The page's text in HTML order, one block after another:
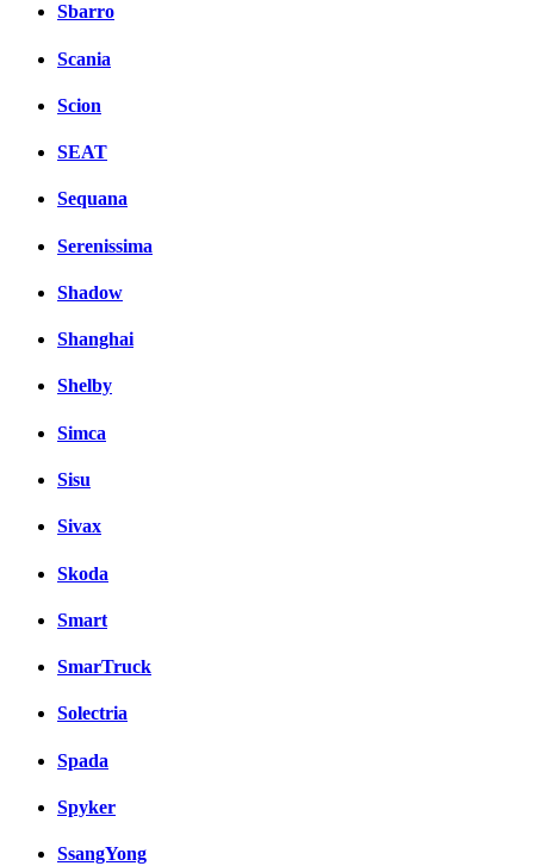
Sbarro
Scania
Scion
SEAT
Sequana
Serenissima
Shadow
Shanghai
Shelby
Simca
Sisu
Sivax
Skoda
Smart
SmarTruck
Solectria
Spada
Spyker
SsangYong